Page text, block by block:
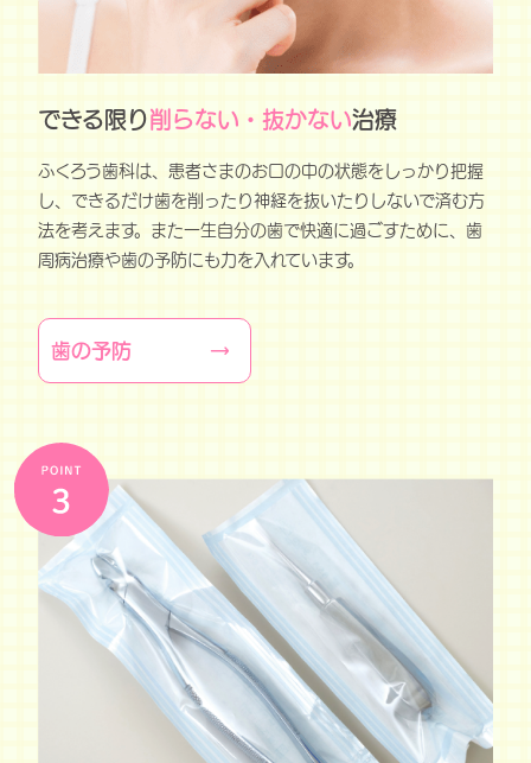
できる限り削らない・抜かない治療
ふくろう歯科は、患者さまのお口の中の状態をしっかり把握
し、できるだけ歯を削ったり神経を抜いたりしないで済む方
法を考えます。また一生自分の歯で快適に過ごすために、歯
周病治療や歯の予防にも力を入れています。
歯の予防